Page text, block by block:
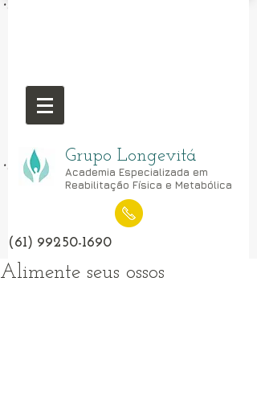
Grupo Longevitá
Academia Especializada em
Reabilitação Física e Metabólica
(61) 99250-1690
Alimente seus ossos